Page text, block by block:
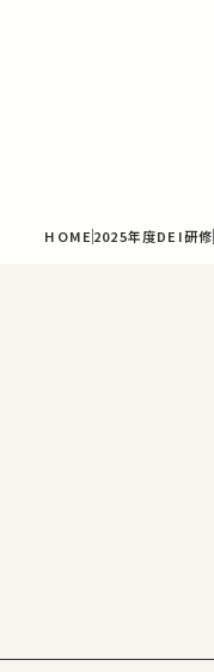
HOME 2025年度DEI研修